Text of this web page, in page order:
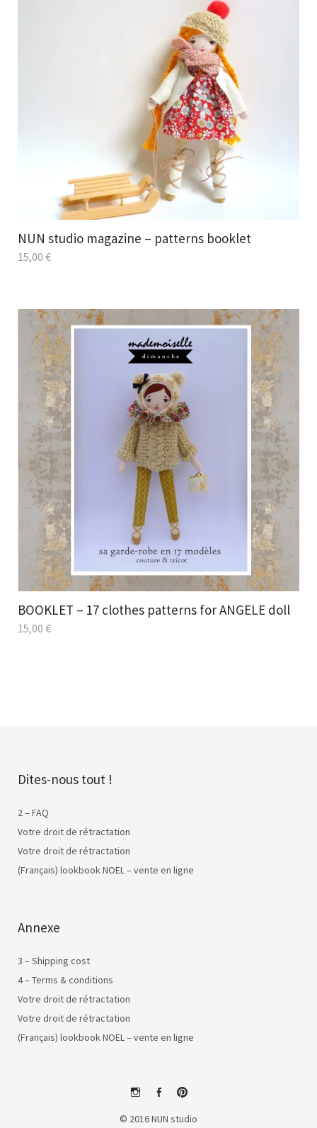
NUN studio magazine – patterns booklet
15,00 €
BOOKLET – 17 clothes patterns for ANGELE doll
15,00 €
Dites-nous tout !
2 – FAQ
Votre droit de rétractation
Votre droit de rétractation
(Français) lookbook NOEL – vente en ligne
Annexe
3 – Shipping cost
4 – Terms & conditions
Votre droit de rétractation
Votre droit de rétractation
(Français) lookbook NOEL – vente en ligne
instagramfacebookpinterest
© 2016 NUN studio